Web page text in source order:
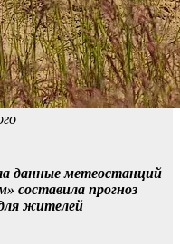
данные метеостанций
составила прогноз
жителей